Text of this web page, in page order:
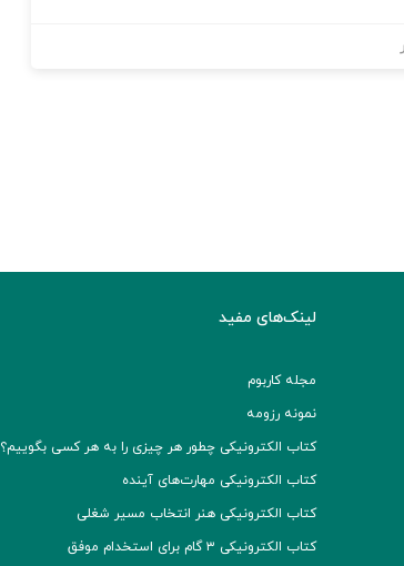
لینک‌های مفید
مجله کاربوم
نمونه رزومه
کتاب الکترونیکی چطور هر چیزی را به هر کسی بگوییم؟
کتاب الکترونیکی مهارت‌های آینده
کتاب الکترونیکی هنر انتخاب مسیر شغلی
کتاب الکترونیکی ۳ گام برای استخدام موفق